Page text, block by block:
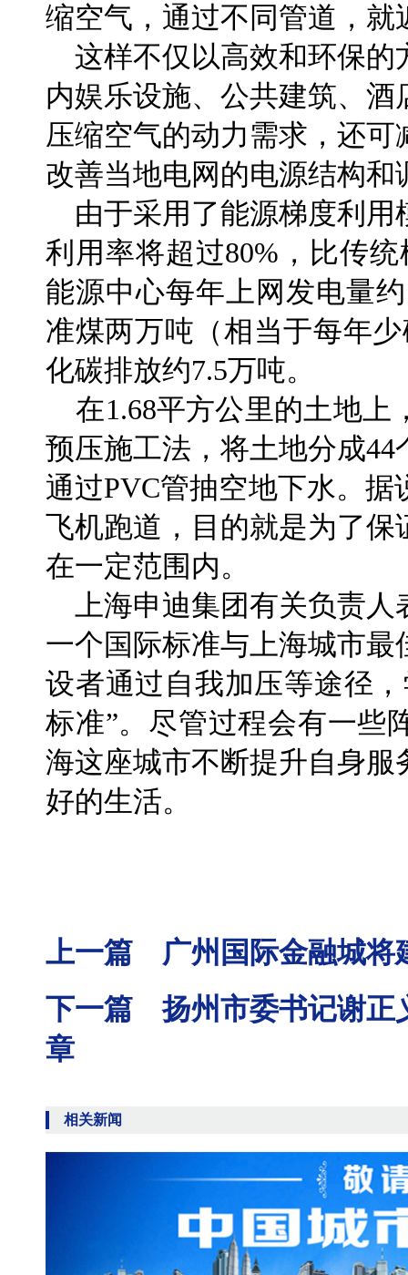
缩空气，通过不同管道，就
这样不仅以高效和环保的
内娱乐设施、公共建筑、
压缩空气的动力需求，还
改善当地电网的电源结构和
由于采用了能源梯度利用
利用率将超过80%，比传
能源中心每年上网发电量
准煤两万吨（相当于每年
化碳排放约7.5万吨。
在1.68平方公里的土地上
预压施工法，将土地分成
通过PVC管抽空地下水。
飞机跑道，目的就是为了
在一定范围内。
上海申迪集团有关负责人
一个国际标准与上海城市
设者通过自我加压等途径
标准”。尽管过程会有一些
海这座城市不断提升自身
好的生活。
上一篇 广州国际金融城将
下一篇 扬州市委书记谢正
章
相关新闻